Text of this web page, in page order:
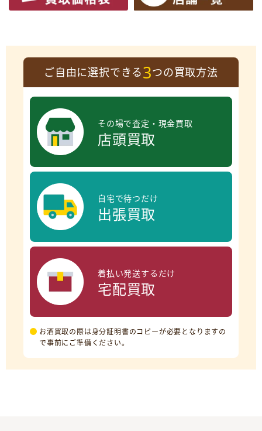
ご自由に選択できる3つの買取方法
その場で査定・現金買取
店頭買取
自宅で待つだけ
出張買取
着払い発送するだけ
宅配買取
お酒買取の際は身分証明書のコピーが必要となりますの
で事前にご準備ください。